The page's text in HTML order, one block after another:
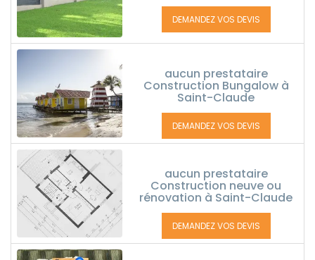
DEMANDEZ VOS DEVIS
aucun prestataire
Construction Bungalow à
Saint-Claude
DEMANDEZ VOS DEVIS
aucun prestataire
Construction neuve ou
rénovation à Saint-Claude
DEMANDEZ VOS DEVIS